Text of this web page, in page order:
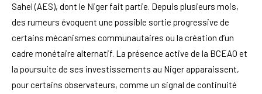
Sahel (AES), dont le Niger fait partie. Depuis plusieurs mois,
des rumeurs évoquent une possible sortie progressive de
certains mécanismes communautaires ou la création d’un
cadre monétaire alternatif. La présence active de la BCEAO et
la poursuite de ses investissements au Niger apparaissent,
pour certains observateurs, comme un signal de continuité